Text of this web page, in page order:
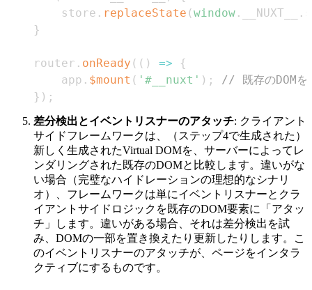
    store
. replaceState (window . __NUXT__ .
}
router . onReady ( ( ) =>
{
    app
. $mount ( '#__nuxt' ) ;
// 既存のDOMを
} ) ;
差分検出とイベントリスナーのアタッチ: クライアント
サイドフレームワークは、（ステップ4で生成された）
新しく生成されたVirtual DOMを、サーバーによってレ
ンダリングされた既存のDOMと比較します。違いがな
い場合（完璧なハイドレーションの理想的なシナリ
オ）、フレームワークは単にイベントリスナーとクラ
イアントサイドロジックを既存のDOM要素に「アタッ
チ」します。違いがある場合、それは差分検出を試
み、DOMの一部を置き換えたり更新したりします。こ
のイベントリスナーのアタッチが、ページをインタラ
クティブにするものです。